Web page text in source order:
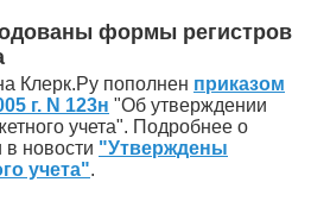
формы регистров
Клерк.Ру пополнен приказом
г. N 123н "Об утверждении
учета". Подробнее о
новости "Утверждены
учета".